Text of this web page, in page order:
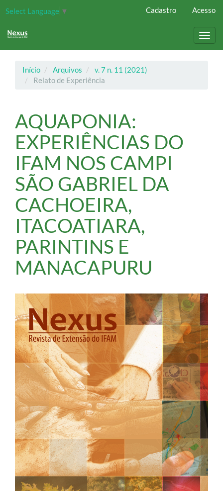
Select Language ▼
Principal
principal
Cadastro Acesso
Início Arquivos
v. 7 n. 11 (2021)
Relato de Experiência
AQUAPONIA:
EXPERIÊNCIAS DO
IFAM NOS CAMPI
SÃO GABRIEL DA
CACHOEIRA,
ITACOATIARA,
PARINTINS E
MANACAPURU
Barra
lateral
de
artigos